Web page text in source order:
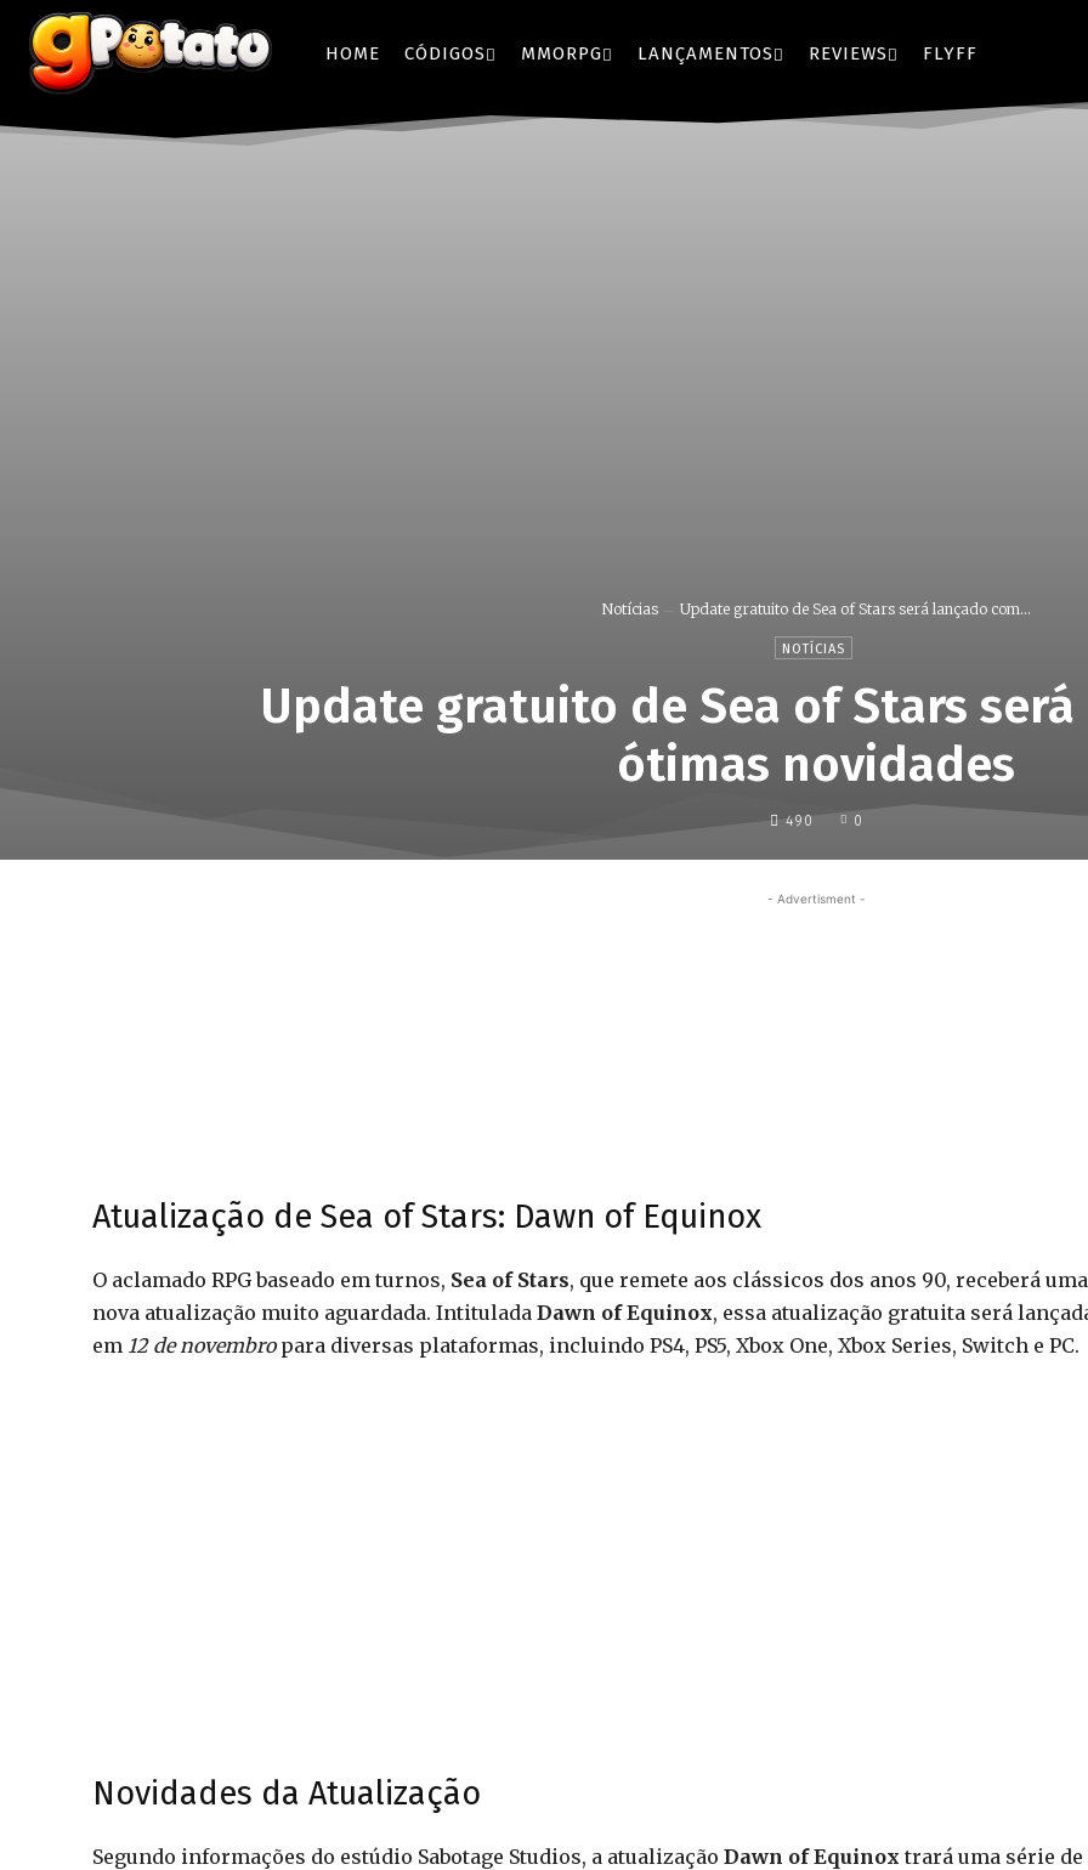
HOME CÓDIGOS MMORPG LANÇAMENTOS REVIEWS FLYFF
Notícias Update gratuito de Sea of Stars será lançado com...
NOTÍCIAS
Update gratuito de Sea of Stars
ótimas novidades
490 0
- Advertisment -
Atualização de Sea of Stars: Dawn of Equinox
O aclamado RPG baseado em turnos, Sea of Stars, que remete aos clássicos dos anos 90, receberá uma
nova atualização muito aguardada. Intitulada Dawn of Equinox, essa atualização gratuita será
em 12 de novembropara diversas plataformas, incluindo PS4, PS5, Xbox One, Xbox Series, Switch e PC.
Novidades da Atualização
Segundo informações do estúdio Sabotage Studios, a atualização Dawn of Equinox trará uma série de